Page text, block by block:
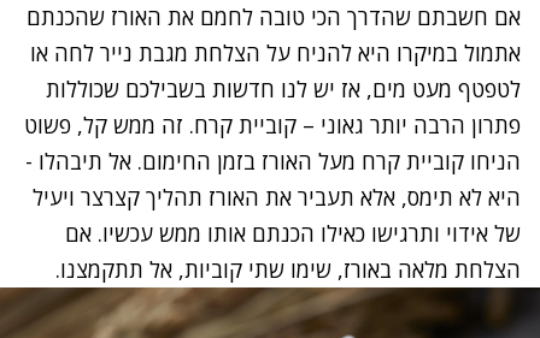
אם חשבתם שהדרך הכי טובה לחמם את האורז שהכנתם
אתמול במיקרו היא להניח על הצלחת מגבת נייר לחה או
לטפטף מעט מים, אז יש לנו חדשות בשבילכם שכוללות
פתרון הרבה יותר גאוני – קוביית קרח. זה ממש קל, פשוט
הניחו קוביית קרח מעל האורז בזמן החימום. אל תיבהלו -
היא לא תימס, אלא תעביר את האורז תהליך קצרצר ויעיל
של אידוי ותרגישו כאילו הכנתם אותו ממש עכשיו. אם
הצלחת מלאה באורז, שימו שתי קוביות, אל תתקמצנו.